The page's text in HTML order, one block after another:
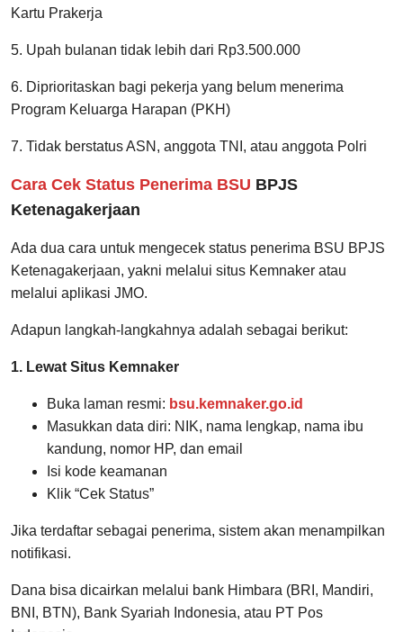
Kartu Prakerja
5. Upah bulanan tidak lebih dari Rp3.500.000
6. Diprioritaskan bagi pekerja yang belum menerima
Program Keluarga Harapan (PKH)
7. Tidak berstatus ASN, anggota TNI, atau anggota Polri
Cara Cek Status Penerima BSU BPJS
Ketenagakerjaan
Ada dua cara untuk mengecek status penerima BSU BPJS
Ketenagakerjaan, yakni melalui situs Kemnaker atau
melalui aplikasi JMO.
Adapun langkah-langkahnya adalah sebagai berikut:
1. Lewat Situs Kemnaker
Buka laman resmi: bsu.kemnaker.go.id
Masukkan data diri: NIK, nama lengkap, nama ibu
kandung, nomor HP, dan email
Isi kode keamanan
Klik “Cek Status”
Jika terdaftar sebagai penerima, sistem akan menampilkan
notifikasi.
Dana bisa dicairkan melalui bank Himbara (BRI, Mandiri,
BNI, BTN), Bank Syariah Indonesia, atau PT Pos